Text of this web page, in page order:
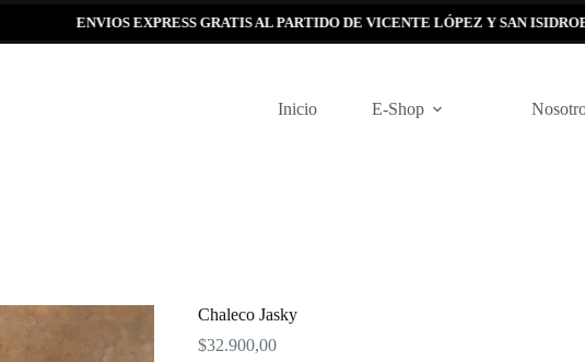
ENVIOS EXPRESS GRATIS AL PARTIDO DE VICENTE LÓPEZ Y SAN ISIDRO
Inicio E-Shop
Chaleco Jasky
$32.900,00